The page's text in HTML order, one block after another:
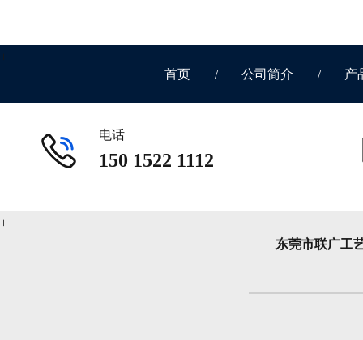
首页 / 公司简介 / 产
电话
150 1522 1112
东莞市联广工